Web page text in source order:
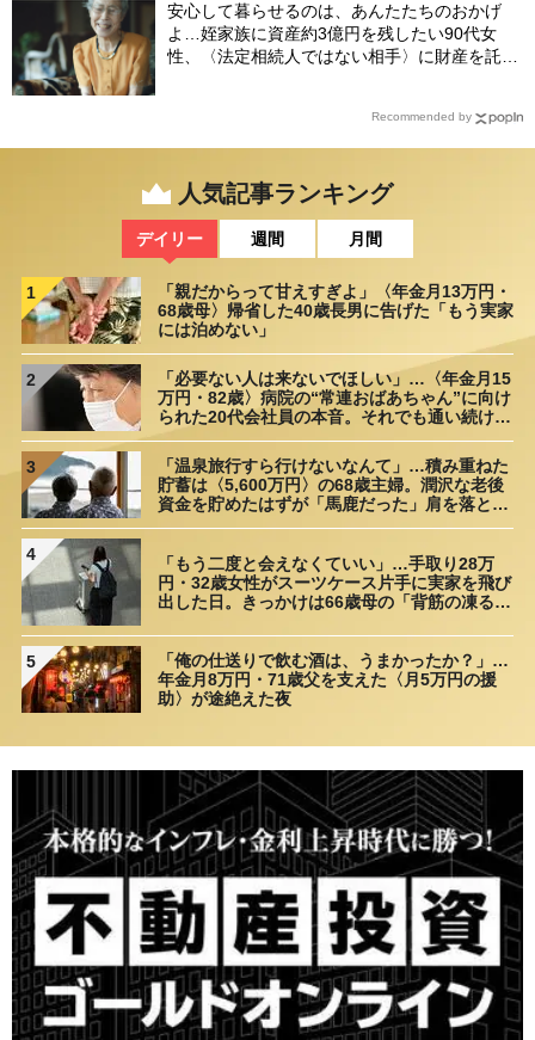
安心して暮らせるのは、あんたたちのおかげ
よ…姪家族に資産約3億円を残したい90代女
性、〈法定相続人ではない相手〉に財産を託せ
Recommended by
人気記事ランキング
デイリー 週間 月間
1
「親だからって甘えすぎよ」〈年金月13万円・
68歳母〉帰省した40歳長男に告げた「もう実家
には泊めない」
2
「必要ない人は来ないでほしい」…〈年金月15
万円・82歳〉病院の“常連おばあちゃん”に向け
られた20代会社員の本音。それでも通い続ける
理由
3
「温泉旅行すら行けないなんて」…積み重ねた
貯蓄は〈5,600万円〉の68歳主婦。潤沢な老後
資金を貯めたはずが「馬鹿だった」肩を落とす
理由
4
「もう二度と会えなくていい」…手取り28万
円・32歳女性がスーツケース片手に実家を飛び
出した日。きっかけは66歳母の「背筋の凍る一
5
「俺の仕送りで飲む酒は、うまかったか？」…
年金月8万円・71歳父を支えた〈月5万円の援
助〉が途絶えた夜